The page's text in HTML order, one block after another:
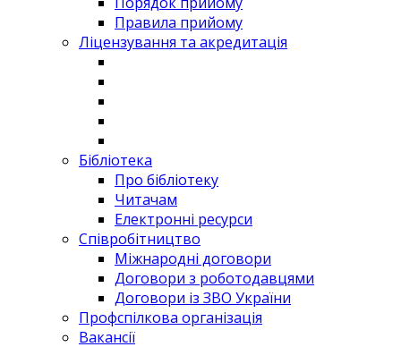
Правила прийому
Ліцензування та акредитація
Бібліотека
Про бібліотеку
Читачам
Електронні ресурси
Співробітництво
Міжнародні договори
Договори з роботодавцями
Договори із ЗВО України
Профспілкова організація
Вакансії